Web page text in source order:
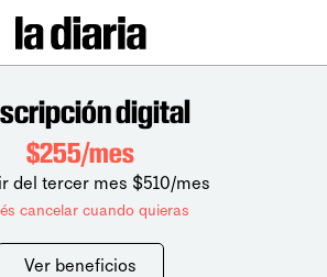
digital
$255/mes
del tercer mes $510/mes
cancelar cuando quieras
Ver beneficios